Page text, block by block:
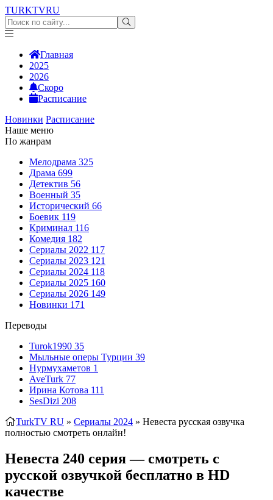
TURKTVRU
Главная
2025
2026
Скоро
Расписание
Новинки Расписание
Наше меню
По жанрам
Мелодрама 325
Драма 699
Детектив 56
Военный 35
Исторический 66
Боевик 119
Криминал 116
Комедия 182
Сериалы 2022 117
Сериалы 2023 121
Сериалы 2024 118
Сериалы 2025 160
Сериалы 2026 149
Новинки 171
Переводы
Turok1990 35
Мыльные оперы Турции 39
Нурмухаметов 1
AveTurk 77
Ирина Котова 111
SesDizi 208
TurkTV RU » Сериалы 2024 » Невеста русская озвучка
полностью смотреть онлайн!
Невеста 240 серия — смотреть с
русской озвучкой бесплатно в HD
качестве